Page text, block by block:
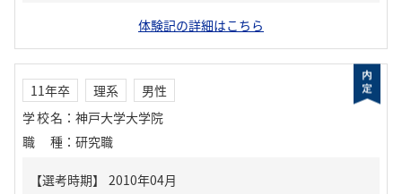
体験記の詳細はこちら
11年卒 理系
男性
学校名 ： 神戸大学大学院
職種 ： 研究職